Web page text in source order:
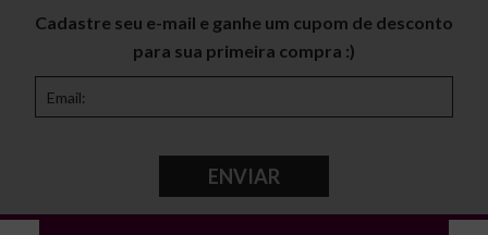
Cadastre seu e-mail e ganhe um cupom de desconto
para sua primeira compra :)
ENVIAR